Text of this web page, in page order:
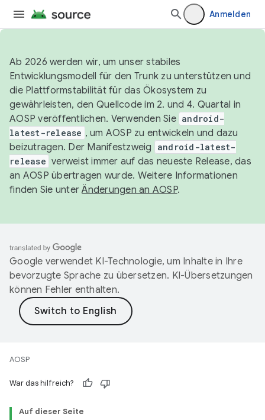
Anmelden
Ab 2026 werden wir, um unser stabiles
Entwicklungsmodell für den Trunk zu unterstützen und
die Plattformstabilität für das Ökosystem zu
gewährleisten, den Quellcode im 2. und 4. Quartal in
AOSP veröffentlichen. Verwenden Sie android-
latest-release , um AOSP zu entwickeln und dazu
beizutragen. Der Manifestzweig
android-latest-
release verweist immer auf das neueste Release, das
an AOSP übertragen wurde. Weitere Informationen
finden Sie unterÄnderungen an AOSP.
Google verwendet KI-Technologie, um Inhalte in Ihre
bevorzugte Sprache zu übersetzen. KI-Übersetzungen
können Fehler enthalten.
AOSP
War das hilfreich?
Auf dieser Seite